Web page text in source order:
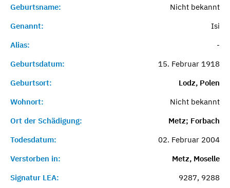
Geburtsname:
Nicht bekannt
Genannt:
Isi
Alias:
-
Geburtsdatum:
15. Februar 1918
Geburtsort:
Lodz, Polen
Wohnort:
Nicht bekannt
Ort der Schädigung:
Metz; Forbach
Todesdatum:
02. Februar 2004
Verstorben in:
Metz, Moselle
Signatur LEA:
9287, 9288